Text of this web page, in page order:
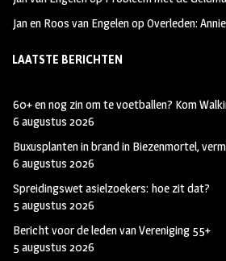
Jan en Roos van EngelenopOverleden:
LAATSTE BERICHTEN
60+ en nog zin om te voetballen? Kom
6 augustus 2026
Buxusplanten in brand in Biezenmortel,
6 augustus 2026
Spreidingswet asielzoekers: hoe zit dat?
5 augustus 2026
Bericht voor de leden van Vereniging 55+
5 augustus 2026